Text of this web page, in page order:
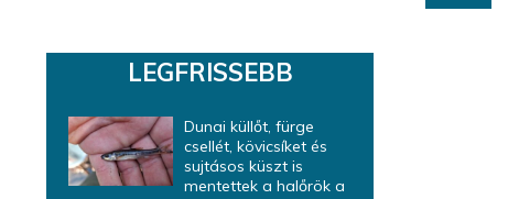
LEGFRISSEBB
Dunai küllőt, fürge
csellét, kövicsíket és
sujtásos küszt is
mentettek a halőrök a